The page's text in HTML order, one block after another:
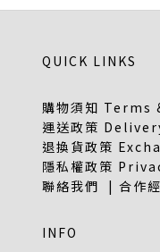
QUICK LINKS
購物須知
運送政策
退換貨政策
隱私權政策
聯絡我們 | 合作
INFO